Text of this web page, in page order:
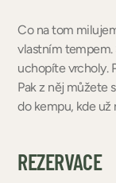
Co na tom
vlastním tempem.
uchopíte vrcholy.
Pak z něj můžete
do kempu, kde už
REZERVACE